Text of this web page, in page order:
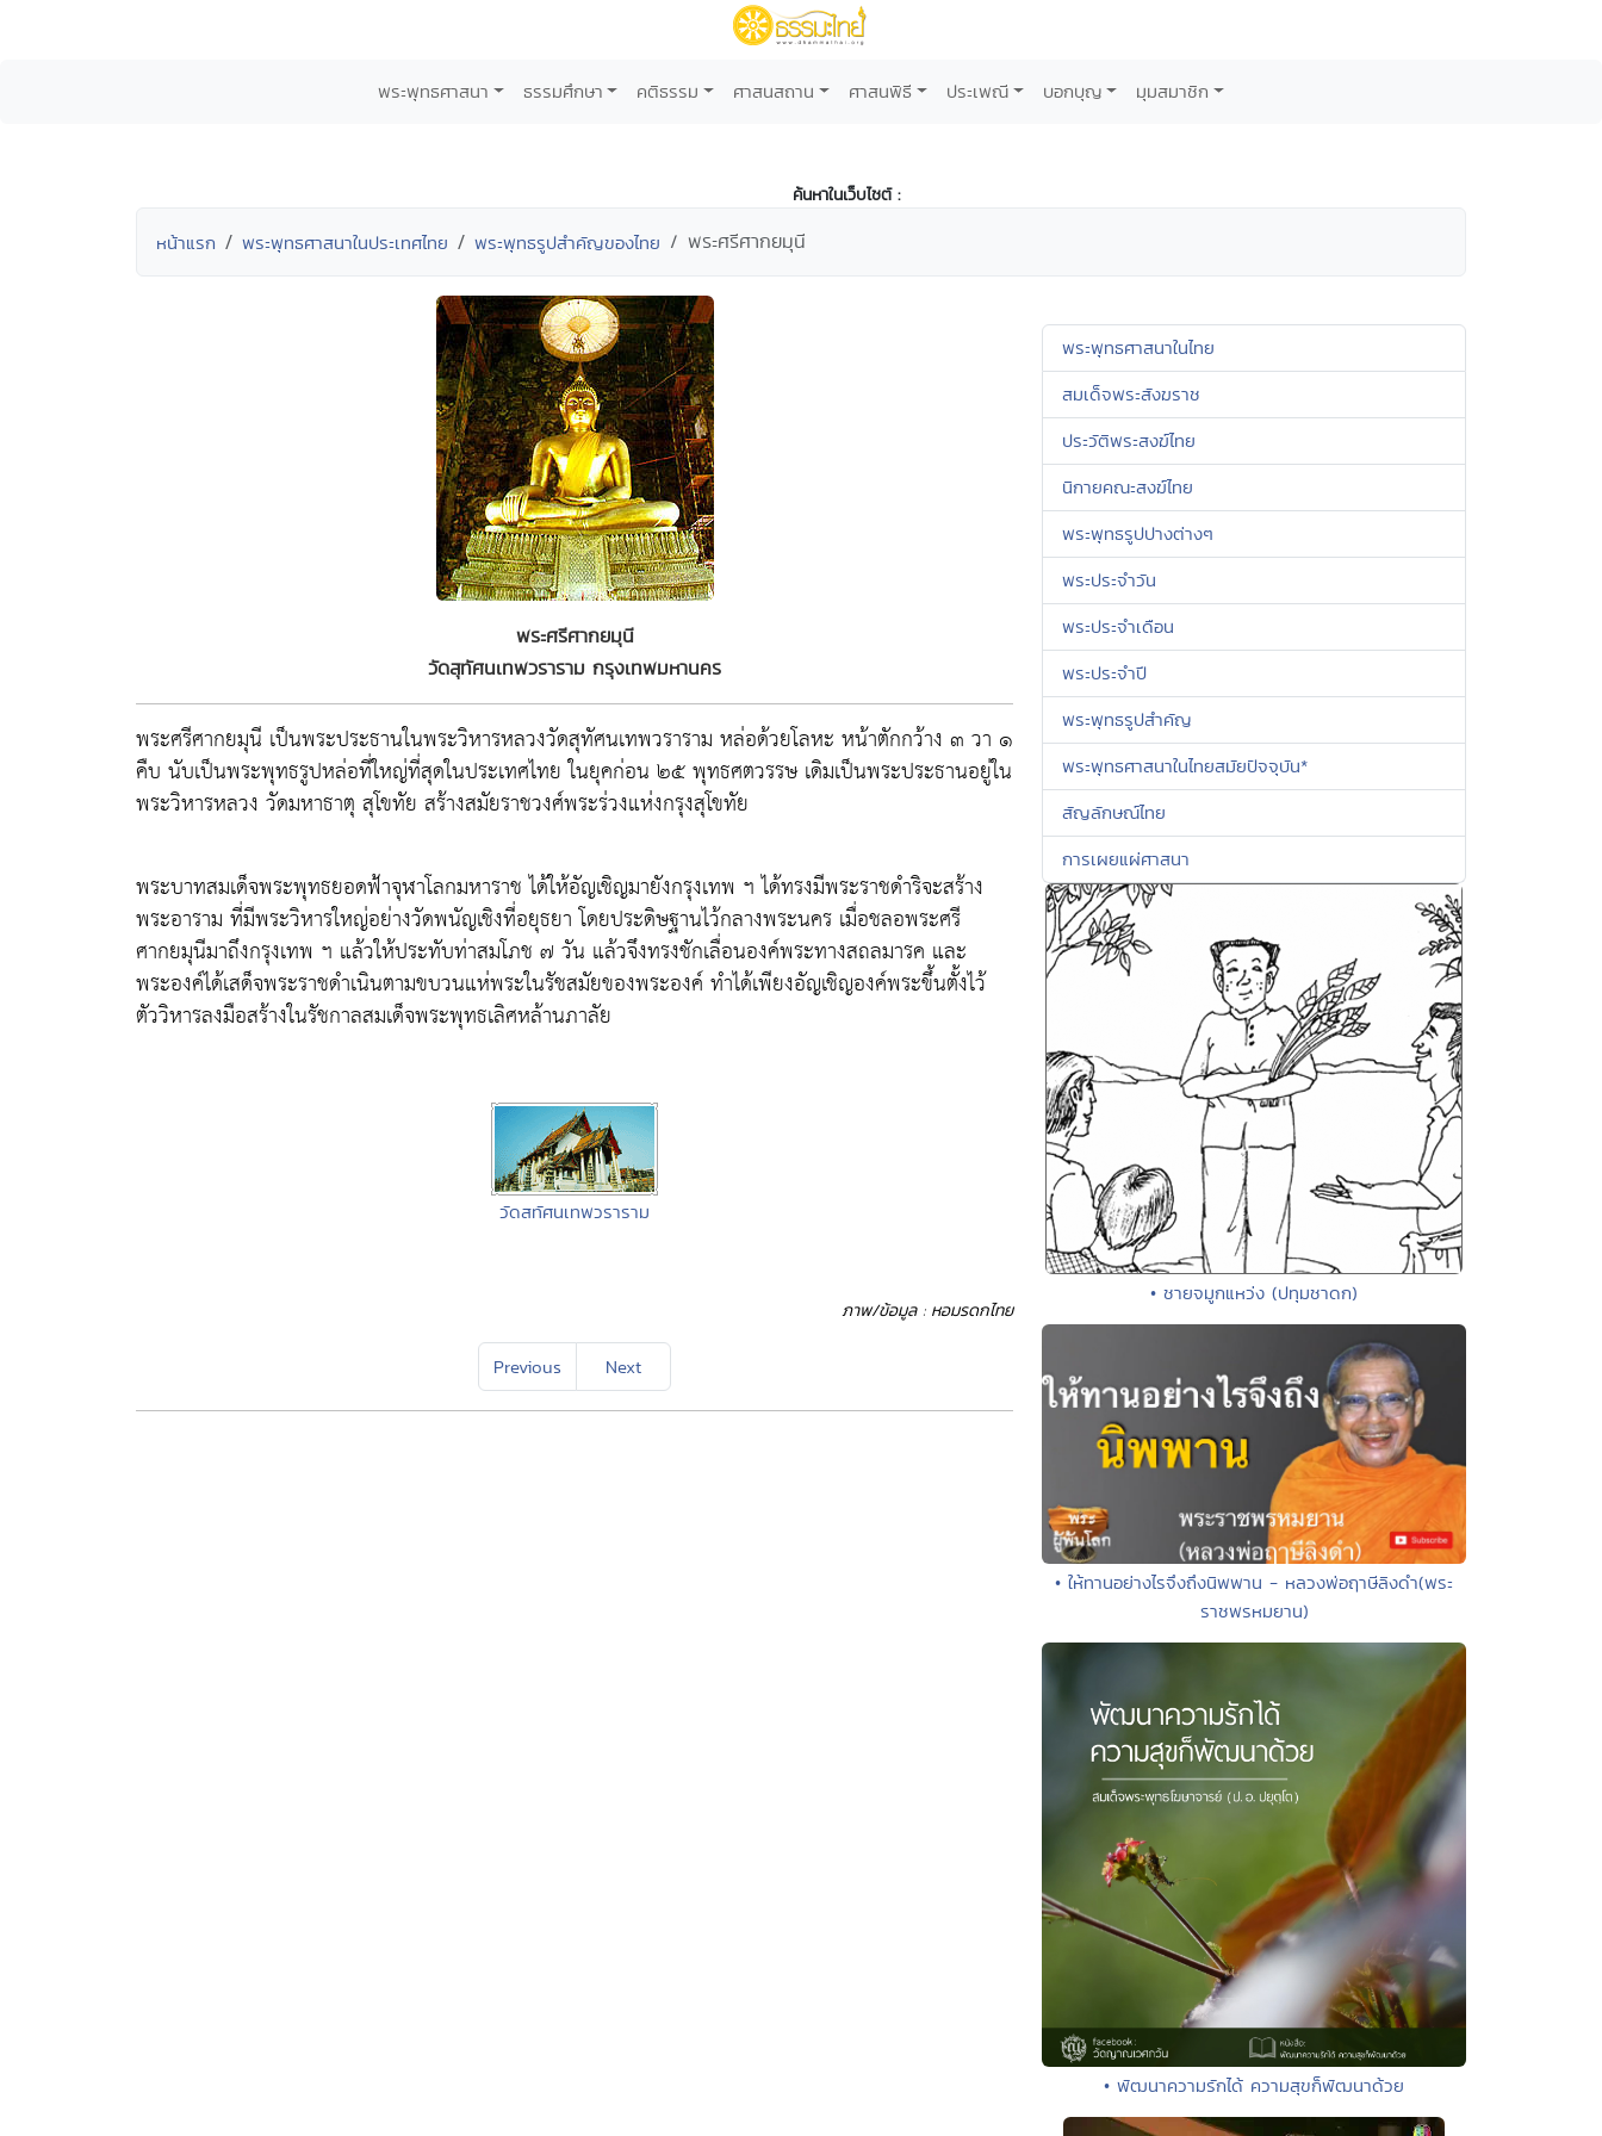
พระพุทธศาสนา ธรรมศึกษา คติธรรม ศาสนสถาน ศาสนพิธี ประเพณี บอกบุญ มุมสมาชิก
ค้นหาในเว็บไซต์ :
หน้าแรก พระพุทธศาสนาในประเทศไทย พระพุทธรูปสำคัญของไทย พระศรีศากยมุนี
พระศรีศากยมุนี
วัดสุทัศนเทพวราราม กรุงเทพมหานคร
พระศรีศากยมุนี เป็นพระประธานในพระวิหารหลวงวัดสุทัศนเทพวราราม หล่อด้วยโลหะ หน้าตักกว้าง ๓ วา ๑
คืบ นับเป็นพระพุทธรูปหล่อที่ใหญ่ที่สุดในประเทศไทย ในยุคก่อน ๒๕ พุทธศตวรรษ เดิมเป็นพระประธานอยู่ใน
พระวิหารหลวง วัดมหาธาตุ สุโขทัย สร้างสมัยราชวงศ์พระร่วงแห่งกรุงสุโขทัย
พระบาทสมเด็จพระพุทธยอดฟ้าจุฬาโลกมหาราช ได้ให้อัญเชิญมายังกรุงเทพ ฯ ได้ทรงมีพระราชดำริจะสร้าง
พระอาราม ที่มีพระวิหารใหญ่อย่างวัดพนัญเชิงที่อยุธยา โดยประดิษฐานไว้กลางพระนคร เมื่อชลอพระศรี
ศากยมุนีมาถึงกรุงเทพ ฯ แล้วให้ประทับท่าสมโภช ๗ วัน แล้วจึงทรงชักเลื่อนองค์พระทางสถลมารค และ
พระองค์ได้เสด็จพระราชดำเนินตามขบวนแห่พระในรัชสมัยของพระองค์ ทำได้เพียงอัญเชิญองค์พระขึ้นตั้งไว้
ตัววิหารลงมือสร้างในรัชกาลสมเด็จพระพุทธเลิศหล้านภาลัย
วัดสทัศนเทพวราราม
ภาพ/ข้อมูล : หอมรดกไทย
Previous Next
พระพุทธศาสนาในไทย
สมเด็จพระสังฆราช
ประวัติพระสงฆ์ไทย
นิกายคณะสงฆ์ไทย
พระพุทธรูปปางต่างๆ
พระประจำวัน
พระประจำเดือน
พระประจำปี
พระพุทธรูปสำคัญ
พระพุทธศาสนาในไทยสมัยปัจจุบัน*
สัญลักษณ์ไทย
การเผยแผ่ศาสนา
• ชายจมูกแหว่ง (ปทุมชาดก)
• ให้ทานอย่างไรจึงถึงนิพพาน - หลวงพ่อฤาษีลิงดำ(พระ
ราชพรหมยาน)
• พัฒนาความรักได้ ความสุขก็พัฒนาด้วย